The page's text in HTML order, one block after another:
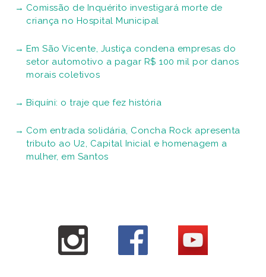
Comissão de Inquérito investigará morte de
criança no Hospital Municipal
Em São Vicente, Justiça condena empresas do
setor automotivo a pagar R$ 100 mil por danos
morais coletivos
Biquíni: o traje que fez história
Com entrada solidária, Concha Rock apresenta
tributo ao U2, Capital Inicial e homenagem a
mulher, em Santos